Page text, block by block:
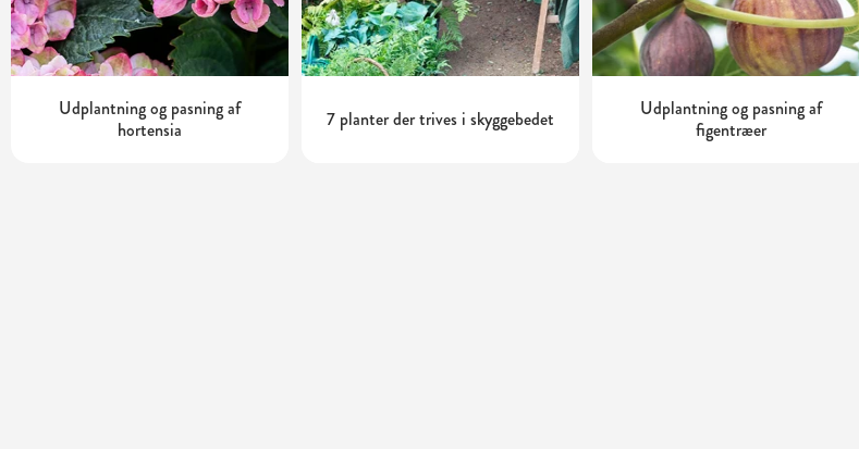
Udplantning og pasning af
hortensia
7 planter der trives i skyggebedet
Udplantning og pasning af
figentræer